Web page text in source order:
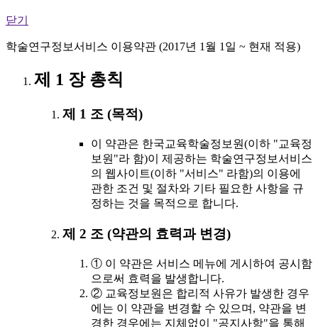
닫기
학술연구정보서비스 이용약관 (2017년 1월 1일 ~ 현재 적용)
제 1 장 총칙
제 1 조 (목적)
이 약관은 한국교육학술정보원(이하 "교육정
보원"라 함)이 제공하는 학술연구정보서비스
의 웹사이트(이하 "서비스" 라함)의 이용에
관한 조건 및 절차와 기타 필요한 사항을 규
정하는 것을 목적으로 합니다.
제 2 조 (약관의 효력과 변경)
① 이 약관은 서비스 메뉴에 게시하여 공시함
으로써 효력을 발생합니다.
② 교육정보원은 합리적 사유가 발생한 경우
에는 이 약관을 변경할 수 있으며, 약관을 변
경한 경우에는 지체없이 "공지사항"을 통해